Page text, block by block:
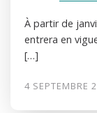
À partir de
entrera en
[…]
4 SEPTEMBRE